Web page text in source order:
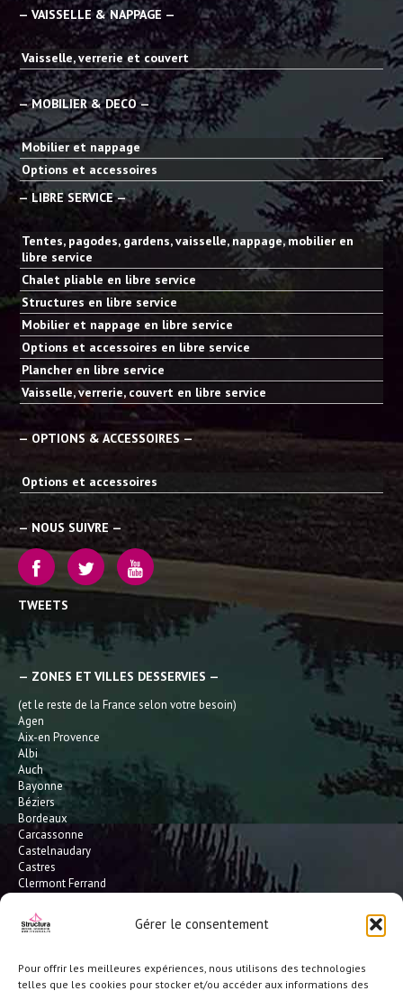
Gérer le consentement
Pour offrir les meilleures expériences, nous utilisons des technologies
telles que les cookies pour stocker et/ou accéder aux informations des
— VAISSELLE & NAPPAGE —
Vaisselle, verrerie et couvert
— MOBILIER & DECO —
Mobilier et nappage
Options et accessoires
— LIBRE SERVICE —
Tentes, pagodes, gardens, vaisselle, nappage, mobilier en
libre service
Chalet pliable en libre service
Structures en libre service
Mobilier et nappage en libre service
Options et accessoires en libre service
Plancher en libre service
Vaisselle, verrerie, couvert en libre service
— OPTIONS & ACCESSOIRES —
Options et accessoires
— NOUS SUIVRE —
TWEETS
— ZONES ET VILLES DESSERVIES —
(et le reste de la France selon votre besoin)
Agen
Aix-en Provence
Albi
Auch
Bayonne
Béziers
Bordeaux
Carcassonne
Castelnaudary
Castres
Clermont Ferrand
Gaillac
Hossegor
Limoges
L'Isle Jourdain